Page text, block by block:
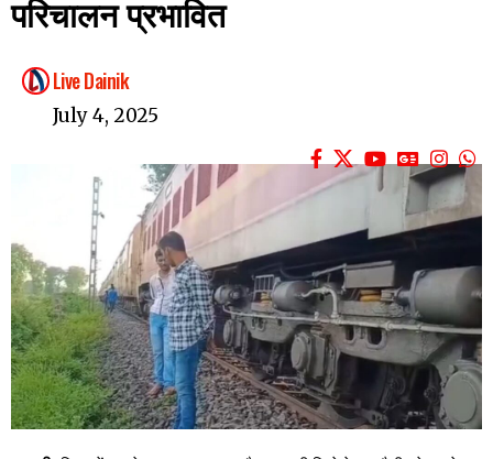
परिचालन प्रभावित
Live Dainik
July 4, 2025